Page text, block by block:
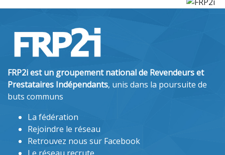
FRP2i est un groupement national de Revendeurs et
Prestataires Indépendants, unis dans la poursuite de
buts communs
La fédération
Rejoindre le réseau
Retrouvez nous sur Facebook